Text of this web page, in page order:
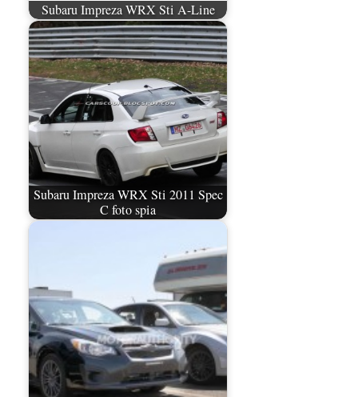
Subaru Impreza WRX Sti A-Line
Subaru Impreza WRX Sti 2011 Spec
C foto spia